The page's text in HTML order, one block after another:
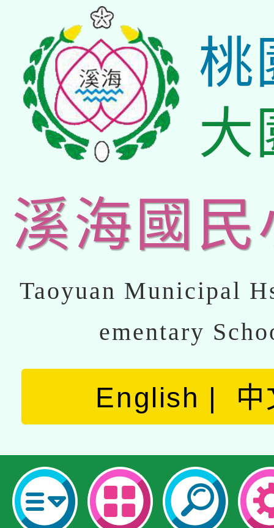
桃
大
溪海國民
Taoyuan Municipal
ementary
English 中